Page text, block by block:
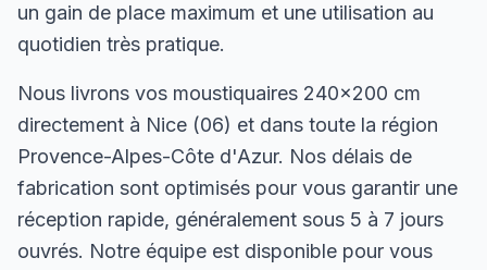
un gain de place maximum et une utilisation au
quotidien très pratique.
Nous livrons vos moustiquaires 240×200 cm
directement à Nice (06) et dans toute la région
Provence-Alpes-Côte d'Azur. Nos délais de
fabrication sont optimisés pour vous garantir une
réception rapide, généralement sous 5 à 7 jours
ouvrés. Notre équipe est disponible pour vous